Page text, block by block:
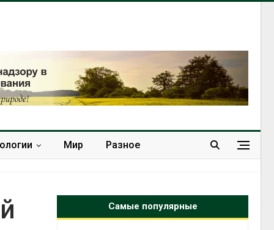
Мир Разное
Самые популярные